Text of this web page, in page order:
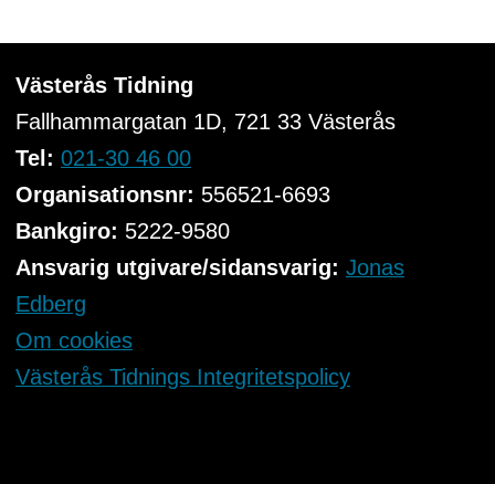
Västerås Tidning
Fallhammargatan 1D, 721 33Västerås
Tel: 021-30 46 00
Organisationsnr: 556521-6693
Bankgiro: 5222-9580
Ansvarig utgivare/sidansvarig: Jonas
Edberg
Om cookies
Västerås Tidnings Integritetspolicy